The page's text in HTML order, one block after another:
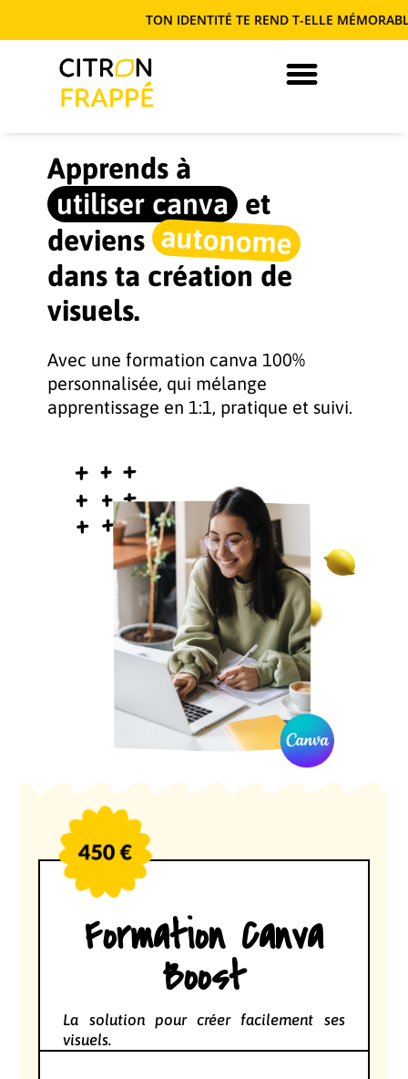
TON IDENTITÉ TE REND T-ELLE MÉMORABLE
Apprends à
utiliser canva et
deviens autonome
dans ta création de
visuels.
Avec une formation canva 100%
personnalisée, qui mélange
apprentissage en 1:1, pratique et suivi.
Formation Canva
Boost
La solution pour créer facilement ses
visuels.